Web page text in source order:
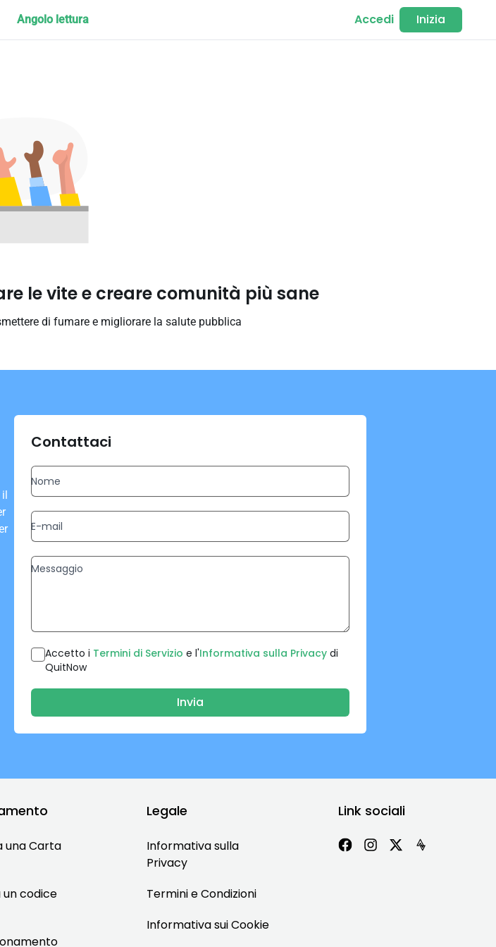
Angolo lettura Accedi Inizia
le vite e creare comunità più sane
di fumare e migliorare la salute pubblica
il
Contattaci
Accetto i Termini di Servizio e l'Informativa sulla Privacydi
QuitNow
Invia
una Carta
un codice
Legale
Informativa sulla
Privacy
Termini e Condizioni
Informativa sui Cookie
Link sociali